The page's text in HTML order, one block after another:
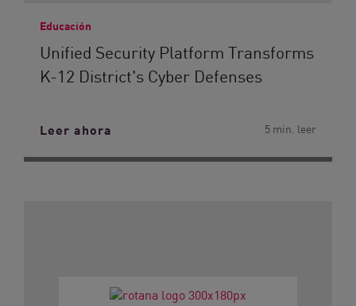
Educación
Unified Security Platform Transforms
K-12 District's Cyber Defenses
Leer ahora 5 min. leer